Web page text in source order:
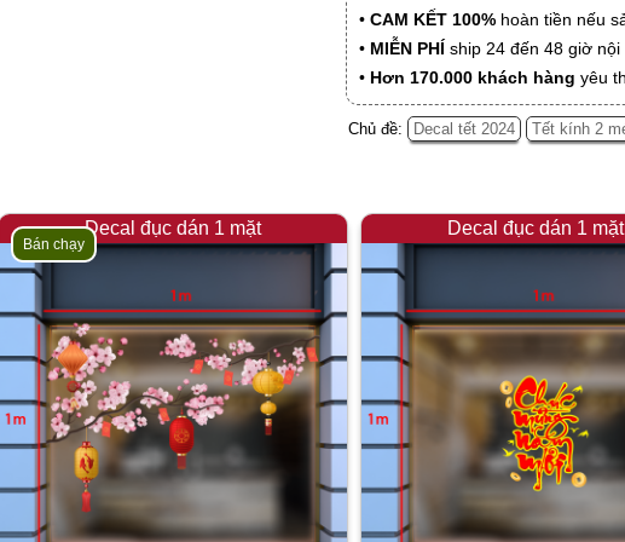
• CAM KẾT 100% hoàn tiền nếu
• MIỄN PHÍ ship 24 đến 48 giờ
• Hơn 170.000 khách hàng yêu
Chủ đề: Decal tết 2024 Tết kính 2
Decal đục dán 1 mặt
Bán chạy
Decal đục dán 1 mặt